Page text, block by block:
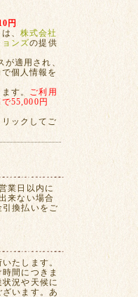
円
、 株式会社
ンズの提供
適用され、
個人情報を
す。 ご利用
55,000円
ックしてご
業日以内に
来ない場合
換払いをご
たします。
間につきま
況や天候に
います。あ